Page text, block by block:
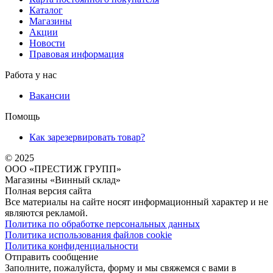
Каталог
Магазины
Акции
Новости
Правовая информация
Работа у нас
Вакансии
Помощь
Как зарезервировать товар?
© 2025
ООО «ПРЕСТИЖ ГРУПП»
Магазины «Винный склад»
Полная версия сайта
Все материалы на сайте носят информационный характер и не
являются рекламой.
Политика по обработке персональных данных
Политика использования файлов cookie
Политика конфиденциальности
Отправить сообщение
Заполните, пожалуйста, форму и мы свяжемся с вами в